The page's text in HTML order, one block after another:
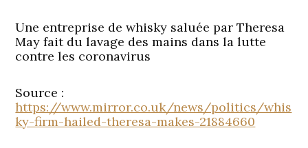
Une entreprise de whisky saluée par Theresa
May fait du lavage des mains dans la lutte
contre les coronavirus
Source :
https://www.mirror.co.uk/news/politics/whis
ky-firm-hailed-theresa-makes-21884660